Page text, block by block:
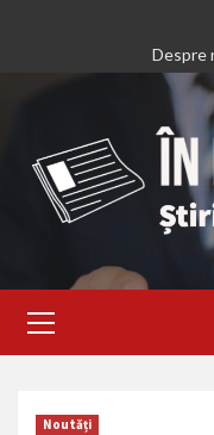
Despre
Menu
Noutăți